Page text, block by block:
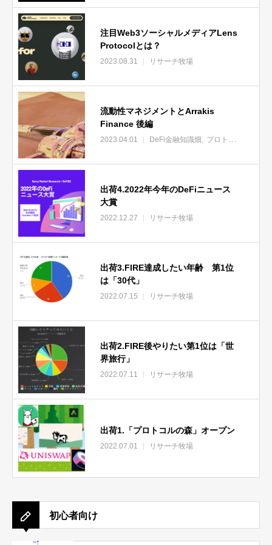
注目Web3ソーシャルメディアLens
Protocolとは？
2023.08.31 リサーチ牧場
流動性マネジメントとArrakis
Finance 後編
2023.04.01 DeFi金融知識畑 プロトコルの森
出荷4.2022年今年のDeFiニュース
大賞
2022.12.27 リサーチ牧場
出荷3.FIRE達成したい年齢 第1位
は「30代」
2022.07.15 リサーチ牧場
出荷2.FIRE後やりたい第1位は「世
界旅行」
2022.07.11 リサーチ牧場
出荷1.「プロトコルの森」オープン
2022.07.01 リサーチ牧場
初心者向け